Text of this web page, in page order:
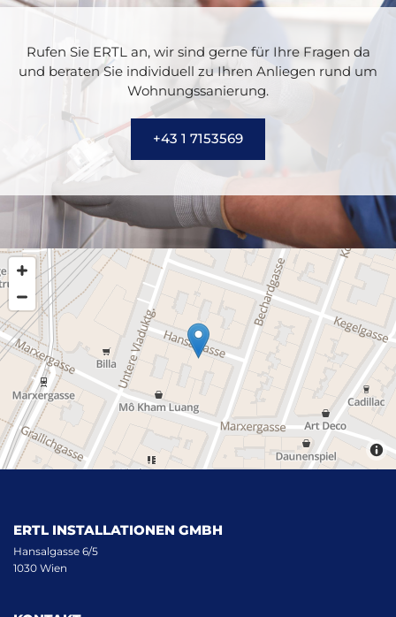
Rufen Sie ERTL an, wir sind gerne für Ihre Fragen da
und beraten Sie individuell zu Ihren Anliegen rund um
Wohnungssanierung.
+43 1 7153569
ERTL INSTALLATIONEN GMBH
Hansalgasse 6/5
1030 Wien